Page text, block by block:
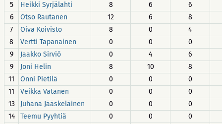
5
Heikki Syrjälahti 8 6
6
6
Otso Rautanen 12 6
8
7
Oiva Koivisto 8 0
4
8
Vertti Tapanainen 0 0
0
9
Jaakko Sirviö 0 4
6
9
Joni Helin 8 10
8
11
Onni Pietilä 0 0
0
11
Veikka Vatanen 0 0
0
13
Juhana Jääskeläinen 0 0
0
14
Teemu Pyyhtiä 0 0
0